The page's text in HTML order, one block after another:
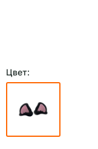
Цвет: